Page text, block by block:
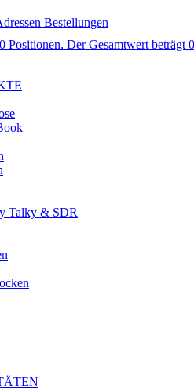
Bestellungen
Positionen. Der Gesamtwert beträgt
Talky & SDR